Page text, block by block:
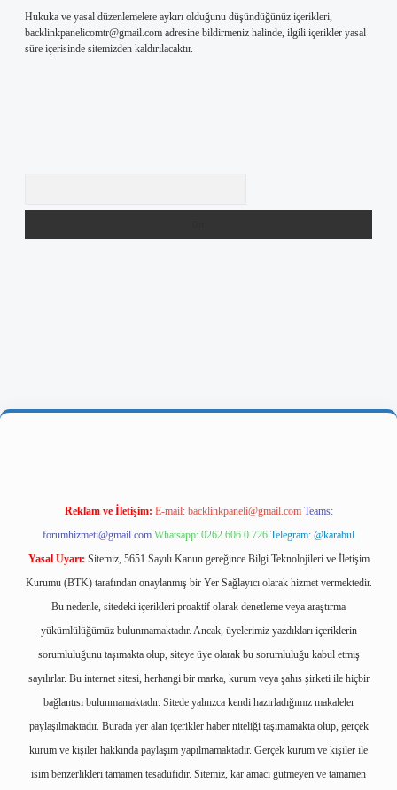
Hukuka ve yasal düzenlemelere aykırı olduğunu düşündüğünüz içerikleri,
backlinkpanelicomtr@gmail.com adresine bildirmeniz halinde, ilgili içerikler yasal
süre içerisinde sitemizden kaldırılacaktır.
Reklam ve İletişim: E-mail: backlinkpaneli@gmail.com Teams:
forumhizmeti@gmail.com Whatsapp: 0262 606 0 726 Telegram: @karabul
Yasal Uyarı: Sitemiz, 5651 Sayılı Kanun gereğince Bilgi Teknolojileri ve İletişim
Kurumu (BTK) tarafından onaylanmış bir Yer Sağlayıcı olarak hizmet vermektedir.
Bu nedenle, sitedeki içerikleri proaktif olarak denetleme veya araştırma
yükümlülüğümüz bulunmamaktadır. Ancak, üyelerimiz yazdıkları içeriklerin
sorumluluğunu taşımakta olup, siteye üye olarak bu sorumluluğu kabul etmiş
sayılırlar. Bu internet sitesi, herhangi bir marka, kurum veya şahıs şirketi ile hiçbir
bağlantısı bulunmamaktadır. Sitede yalnızca kendi hazırladığımız makaleler
paylaşılmaktadır. Burada yer alan içerikler haber niteliği taşımamakta olup, gerçek
kurum ve kişiler hakkında paylaşım yapılmamaktadır. Gerçek kurum ve kişiler ile
isim benzerlikleri tamamen tesadüfidir. Sitemiz, kar amacı gütmeyen ve tamamen